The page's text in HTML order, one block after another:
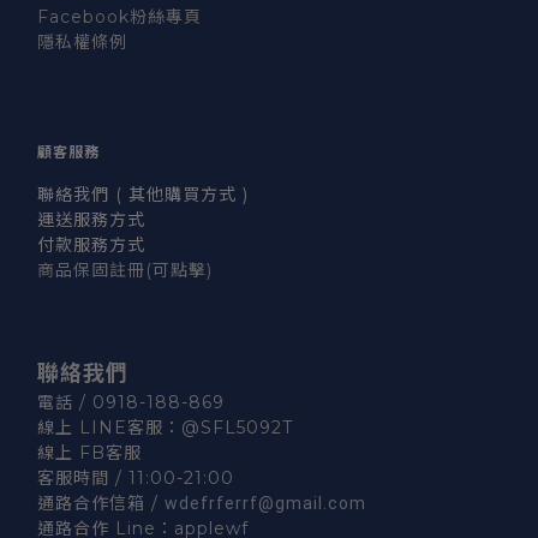
Facebook粉絲專頁
隱私權條例
顧客服務
聯絡我們 ( 其他購買方式 )
運送服務方式
付款服務方式
商品保固註冊(可點擊)
聯絡我們
電話 / 0918-188-869
線上 LINE客服： @SFL5092T
線上 FB客服
客服時間 / 11:00-21:00
通路合作信箱 / wdefrferrf@gmail.com
通路合作 Line： applewf